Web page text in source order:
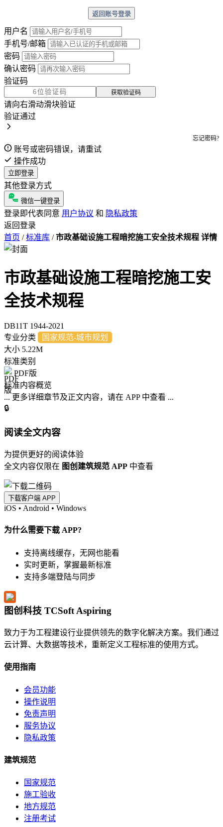
返回账号登录
用户名
手机号/邮箱
密码
确认密码
验证码
获取验证码
请向右滑动滑块验证
验证通过
忘记密码?
账号或密码错误，请重试
操作成功
立即登录
其他登录方式
微信一键登录
登录即代表同意 用户协议 和 隐私政策
返回登录
首页 / 标准库 / 市政基础设施工程暗挖施工安全技术规程 详情
市政基础设施工程暗挖施工安
全技术规程
DB11T 1944-2021
专业分类
国家规范-城市规划
大小 5.22M
标准类别
PDF版
标准内容概览
... 更多详细章节及正文内容，请在 APP 中查看 ...
🔒
阅读全文内容
为提供更好的阅读体验
全文内容仅限在 图创建筑规范 APP 中查看
下载客户端 APP
iOS • Android • Windows
为什么需要下载 APP?
支持离线缓存，无网也能看
实时更新，掌握最新标准
支持多端登陆与同步
图创科技 TCSoft Aspiring
致力于为工程建设行业提供领先的数字化解决方案。我们通过
云计算、大数据等技术，重新定义工程标准的使用方式。
使用指南
会员功能
操作说明
免责声明
服务协议
隐私政策
建筑规范
国家规范
施工验收
地方规范
注册考试